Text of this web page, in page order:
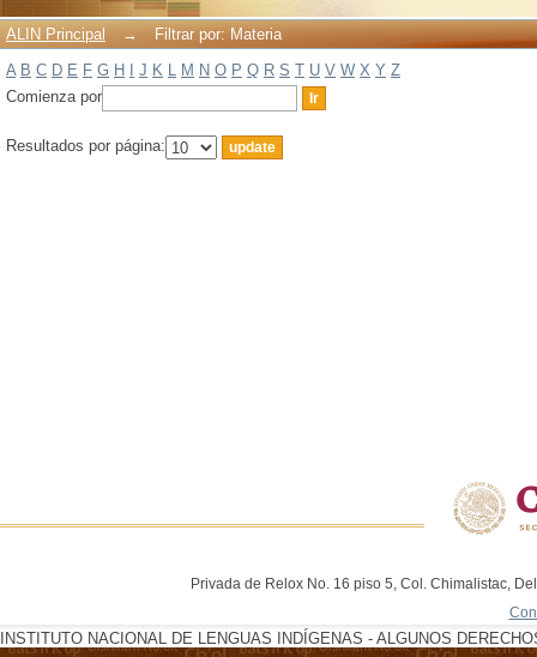
ALIN Principal →
Filtrar por: Materia
A B C D E F G H J K L M N O P Q R S T U V W X Y Z
Comienza por
Resultados por página:
Privada de Relox No. 16 piso 5, Col. Chimalistac,
INSTITUTO NACIONAL DE LENGUAS INDÍGENAS - ALGUNOS